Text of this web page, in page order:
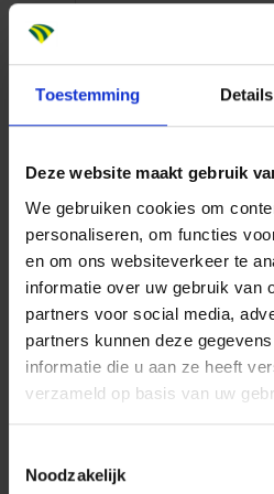
Toestemming Details
Deze website maakt gebruik
We gebruiken cookies om
personaliseren, om functies
en om ons websiteverkeer te
informatie over uw gebruik van
partners voor social media,
partners kunnen deze
informatie die u aan ze heeft
verzameld op basis van uw
Noodzakelijk
bewonerscommissie,
parkeerdruk in de buurt.
gemeente om die zorgen te
uitlegden hoe we met hun
We hebben goed geluisterd
en hun bezwaren zorgvuldig
met documentatie. Die extra
het verkrijgen van draagvlak,
voor dat de ontwikkeling
langer duurde.”
Samen sterk
“Op dat soort momenten zie
als zorgexpert naar voren